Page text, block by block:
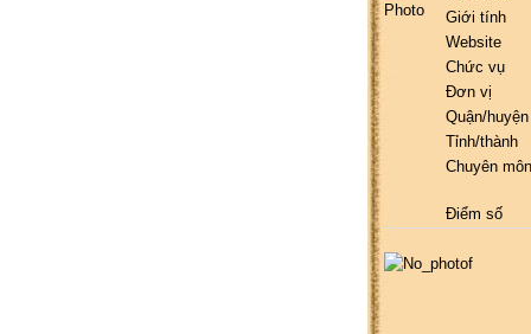
Giới tính
Website
Chức vụ
Đơn vị
Quận/huyện
Tỉnh/thành
Chuyên môn
Điểm số